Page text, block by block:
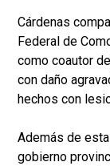
Cárdenas
Federal de
como coautor
con daño
hechos con
Además de
gobierno